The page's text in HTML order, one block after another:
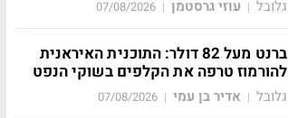
גלובל | עוזי גרסטמן |
07/08/2026
ברנט מעל 82 דולר: התוכנית האיראנית
להורמוז טרפה את הקלפים בשוקי הנפט
גלובל | אדיר בן עמי |
07/08/2026